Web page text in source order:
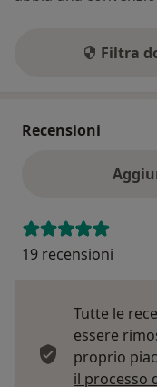
Filtra
Recensioni
19 recensioni
Tutte le
essere
proprio
il processo